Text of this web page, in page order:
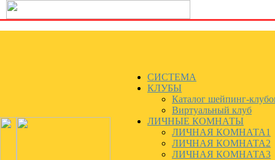
СИСТЕМА
КЛУБЫ
Каталог шейпинг-
Виртуальный клуб
ЛИЧНЫЕ КОМНАТЫ
ЛИЧНАЯ КОМНАТА1
ЛИЧНАЯ КОМНАТА2
ЛИЧНАЯ КОМНАТА3